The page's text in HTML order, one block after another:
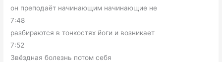
он преподаёт начинающим начинающие не
7:48
разбираются в тонкостях йоги и возникает
7:52
Звёздная болезнь потом себя